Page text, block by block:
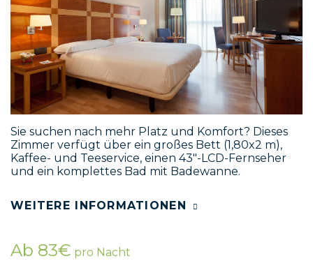
Sie suchen nach mehr Platz und Komfort? Dieses
Zimmer verfügt über ein großes Bett (1,80x2 m),
Kaffee- und Teeservice, einen 43"-LCD-Fernseher
und ein komplettes Bad mit Badewanne.
WEITERE INFORMATIONEN
Ab 83€ pro Nacht